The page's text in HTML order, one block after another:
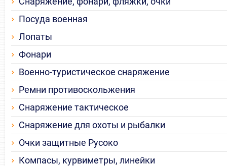
Посуда военная
Лопаты
Фонари
Военно-туристическое снаряжение
Ремни противоскольжения
Снаряжение тактическое
Снаряжение для охоты и рыбалки
Очки защитные Русоко
Компасы, курвиметры, линейки